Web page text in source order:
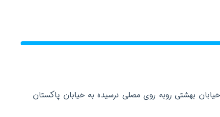
بهشتی روبه روی مصلی نرسیده به خیابان پاکستان